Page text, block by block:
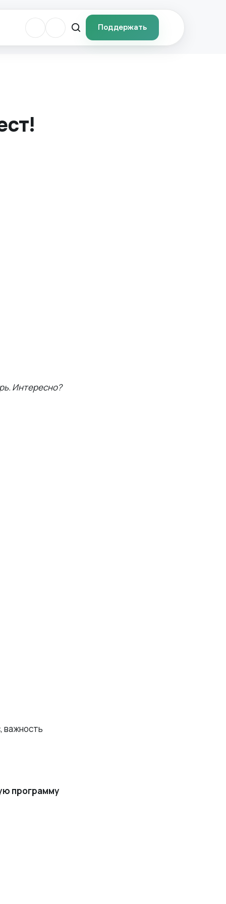
Поддержать
Интересно?
важность
программу